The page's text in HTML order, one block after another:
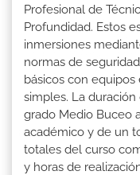
Profesional de
Profundidad. Estos
inmersiones
normas de
básicos con equipos
simples. La
grado Medio Buceo
académico y de un
totales del curso
y horas de